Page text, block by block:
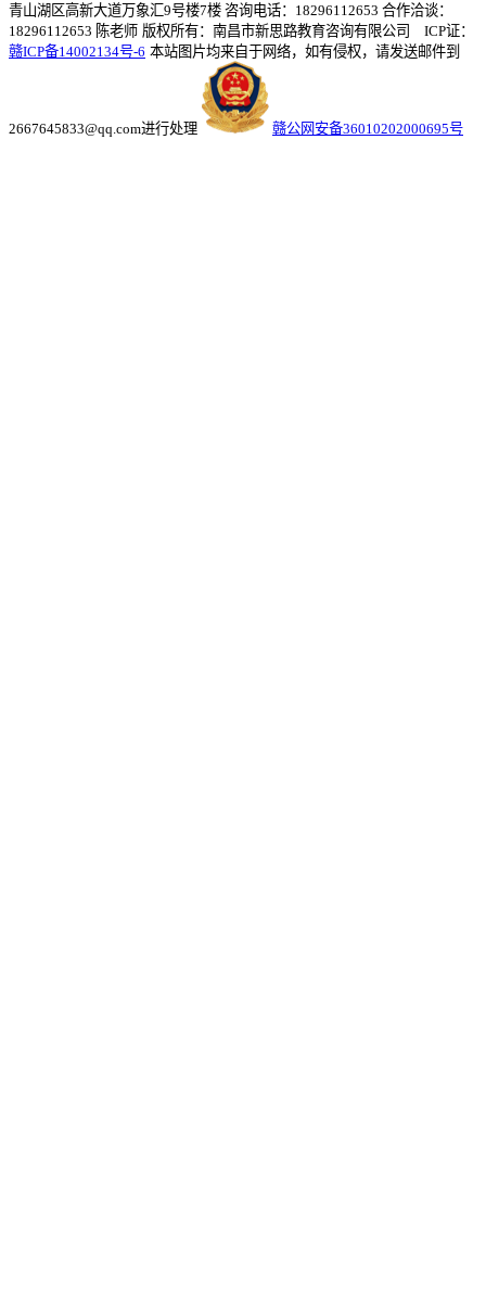
青山湖区高新大道万象汇9号楼7楼 咨询电话：18296112653 合作洽谈：
18296112653 陈老师 版权所有：南昌市新思路教育咨询有限公司 ICP证：
赣ICP备14002134号-6 本站图片均来自于网络，如有侵权，请发送邮件到
2667645833@qq.com进行处理 赣公网安备36010202000695号